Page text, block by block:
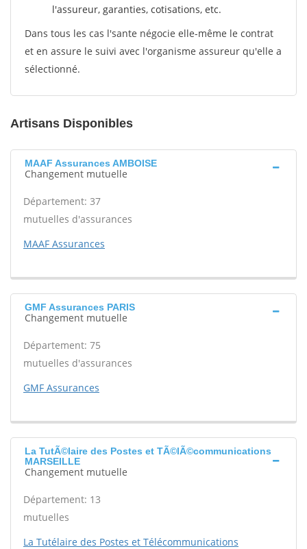
l'assureur, garanties, cotisations, etc.
Dans tous les cas l'sante négocie elle-même le contrat
et en assure le suivi avec l'organisme assureur qu'elle a
sélectionné.
Artisans Disponibles
MAAF Assurances AMBOISE
Changement mutuelle
Département: 37
mutuelles d'assurances
MAAF Assurances
GMF Assurances PARIS
Changement mutuelle
Département: 75
mutuelles d'assurances
GMF Assurances
La TutÃ©laire des Postes et TÃ©lÃ©communications
MARSEILLE
Changement mutuelle
Département: 13
mutuelles
La Tutélaire des Postes et Télécommunications